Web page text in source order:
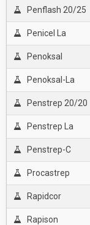
Penflash 20/25
Penicel La
Penoksal
Penoksal-La
Penstrep 20/20
Penstrep La
Penstrep-C
Procastrep
Rapidcor
Rapison